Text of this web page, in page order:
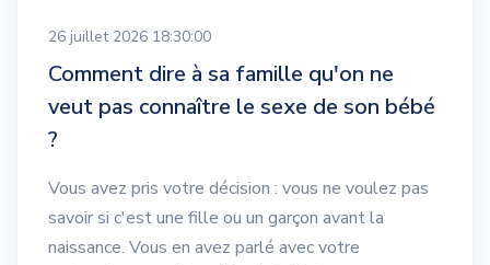
26 juillet 2026 18:30:00
Comment dire à sa famille qu'on ne
veut pas connaître le sexe de son bébé
?
Vous avez pris votre décision : vous ne voulez pas
savoir si c'est une fille ou un garçon avant la
naissance. Vous en avez parlé avec votre